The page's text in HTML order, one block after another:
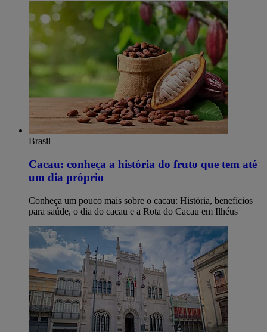
Brasil
Cacau: conheça a história do fruto que tem até
um dia próprio
Conheça um pouco mais sobre o cacau: História, benefícios
para saúde, o dia do cacau e a Rota do Cacau em Ilhéus